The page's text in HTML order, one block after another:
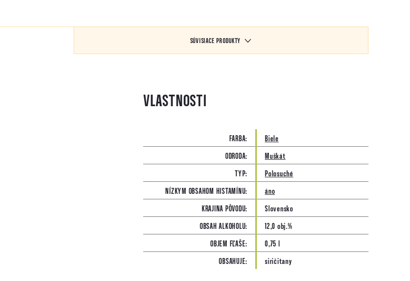
SÚVISIACE PRODUKTY
FARBA:
Biele
ODRODA:
Muškát
TYP:
Polosuché
NÍZKYM OBSAHOM HISTAMÍNU:
áno
KRAJINA PÔVODU:
Slovensko
OBSAH ALKOHOLU:
12,0 obj.%
OBJEM FĽAŠE:
0,75 l
OBSAHUJE: siričitany